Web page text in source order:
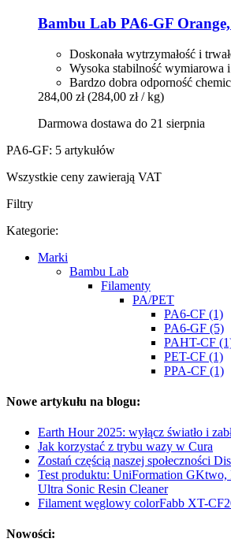
Bambu Lab PA6-​GF
Doskonała wytrzymałość i
Wysoka stabilność wymiarowa
Bardzo dobra odporność
284,00 zł (284,00 zł / kg)
Darmowa dostawa do 21 sierpnia
PA6-GF: 5 artykułów
Wszystkie ceny zawierają VAT
Filtry
Kategorie:
Marki
Bambu Lab
Filamenty
PA/PET
PA6-CF (1)
PA6-GF (5)
PAHT-CF
PET-CF (1)
PPA-CF (1)
Nowe artykułu na blogu:
Earth Hour 2025: wyłącz światło i
Jak korzystać z trybu wazy w Cura
Zostań częścią naszej społeczności
Test produktu: UniFormation
Ultra Sonic Resin Cleaner
Filament węglowy colorFabb XT-
Nowości: